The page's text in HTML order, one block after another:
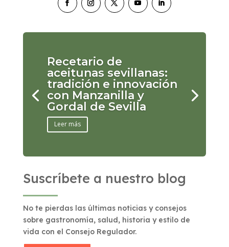
Recetario de
aceitunas sevillanas:
tradición e innovación
con Manzanilla y
Gordal de Sevilla
Leer más
Suscríbete a nuestro blog
No te pierdas las últimas noticias y consejos
sobre gastronomía, salud, historia y estilo de
vida con el Consejo Regulador.